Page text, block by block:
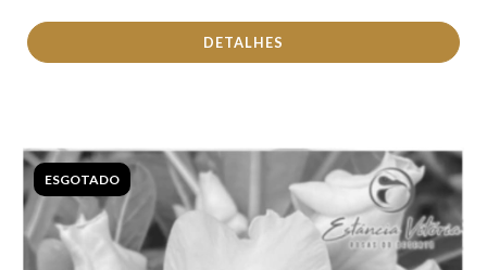
DETALHES
ESGOTADO